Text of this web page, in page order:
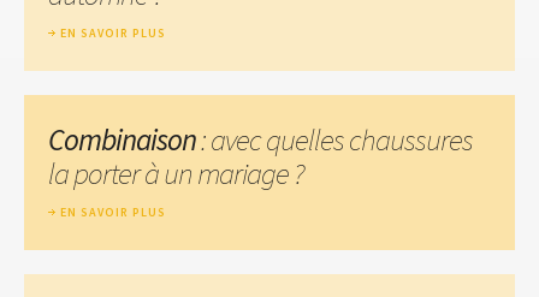
EN SAVOIR PLUS
Combinaison: avec quelles chaussures
la porter à un mariage ?
EN SAVOIR PLUS